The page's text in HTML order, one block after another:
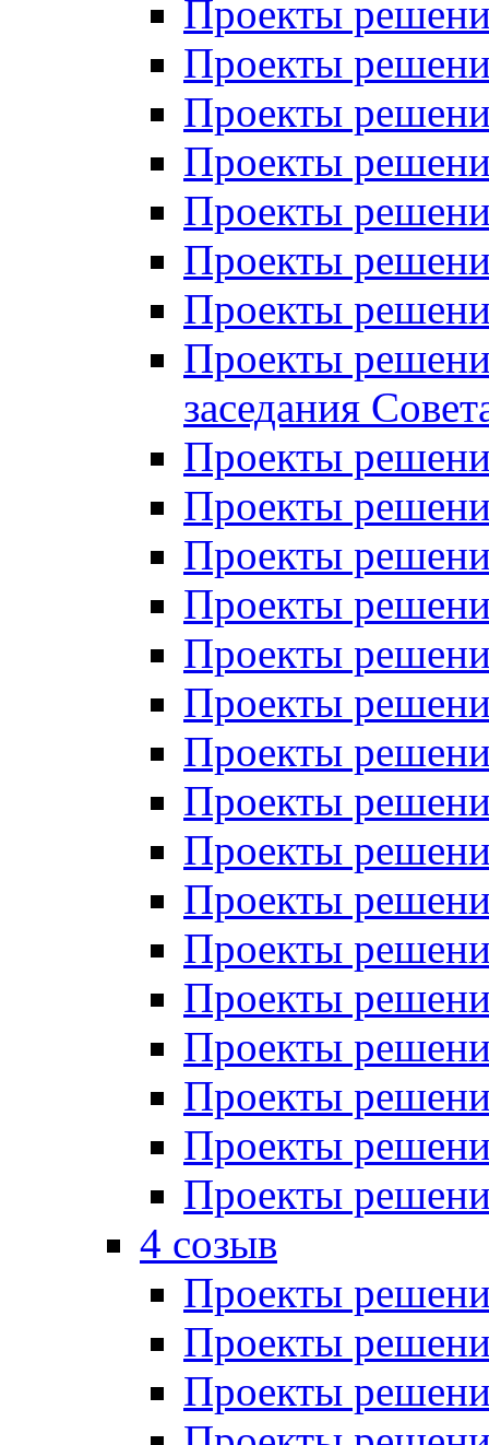
Проекты
Проекты
Проекты
Проекты
Проекты
Проекты
Проекты
Проекты
заседания
Проекты
Проекты
Проекты
Проекты
Проекты
Проекты
Проекты
Проекты
Проекты
Проекты
Проекты
Проекты
Проекты
Проекты
Проекты
Проекты
4 созыв
Проекты
Проекты
Проекты